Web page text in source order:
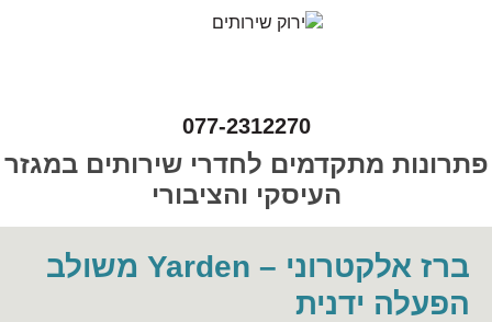
077-2312270
פתרונות מתקדמים לחדרי שירותים במגזר
העיסקי והציבורי
ברז אלקטרוני – Yarden משולב
הפעלה ידנית